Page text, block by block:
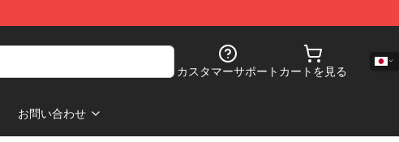
カスタマーサポート カートを見る
お問い合わせ